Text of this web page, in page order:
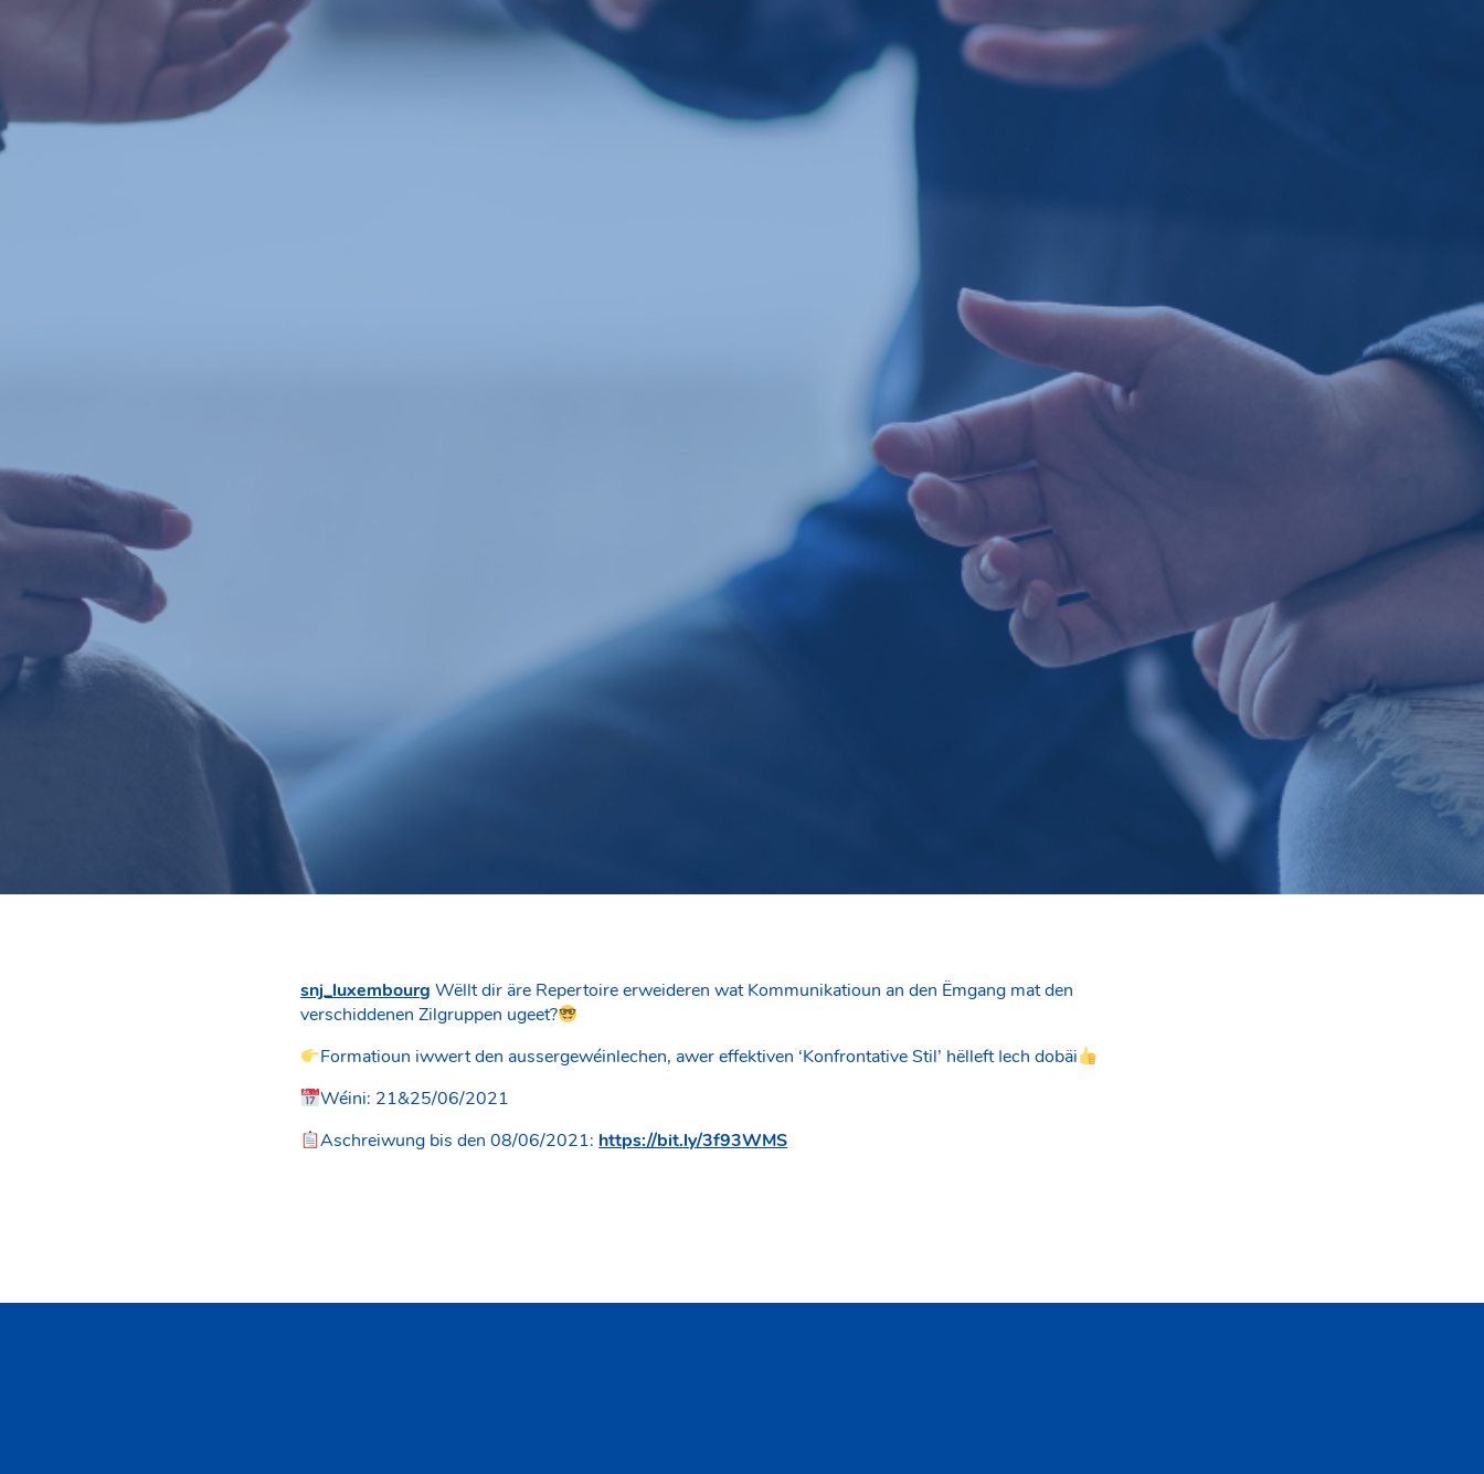
snj_luxembourg Wëllt dir äre Repertoire erweideren wat Kommunikatioun an den Ëmgang mat den
verschiddenen Zilgruppen ugeet?
Formatioun iwwert den aussergewéinlechen, awer effektiven ‘Konfrontative Stil’ hëlleft Iech dobäi
Wéini: 21&25/06/2021
Aschreiwung bis den 08/06/2021: https://bit.ly/3f93WMS